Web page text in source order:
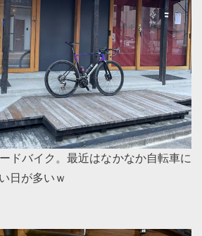
ドバイク。最近はなかなか自転車に
日が多いｗ